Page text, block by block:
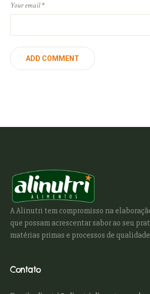
Your email*
A Alinutri tem compromisso na
que possam acrescentar sabor ao seu
matérias primas e processos de
Contato